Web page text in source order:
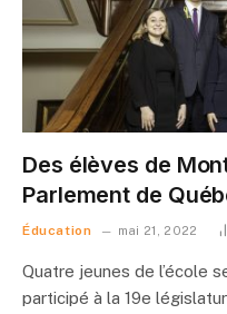
Des élèves de
Parlement de
Éducation mai 21, 2022
Quatre jeunes de l’école
participé à la 19e